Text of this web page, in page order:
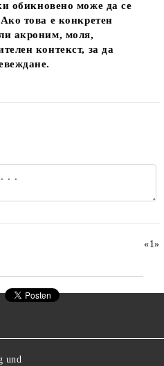
обикновено може да се
това е конкретен
акроним, моля,
контекст, за да
«1»
und